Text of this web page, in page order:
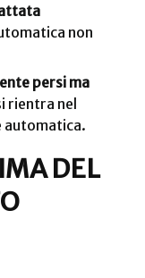
non
persi ma
rientra nel
automatica.
DEL